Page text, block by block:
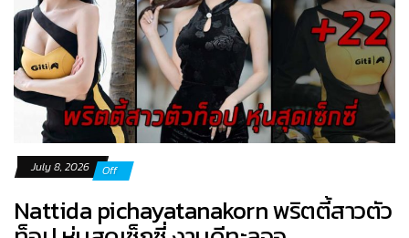
July 8, 2026 Off
Nattida pichayatanakorn พริตตี้สาวตัว